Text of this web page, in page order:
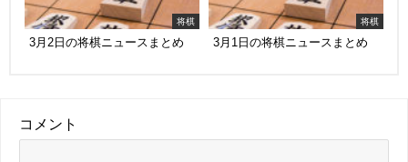
将棋
3月2日の将棋ニュースまとめ
将棋
3月1日の将棋ニュースまとめ
コメント